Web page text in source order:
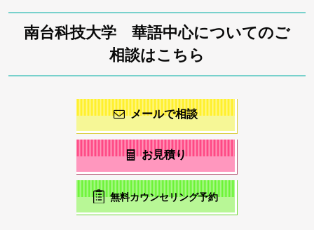
南台科技大学 華語中心についてのご
相談はこちら
メールで相談
お見積り
無料カウンセリング予約